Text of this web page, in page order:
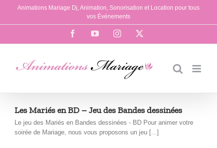
Passer
contenu
Animations Mariage Dj, Animation, Sonorisation et Location pour tous
vos Événements
FacebookYouTubeInstagram
Les Mariés en BD – Jeu des Bandes dessinées
Le jeu des Mariés en Bandes dessinées - BD Pour animer votre
soirée de Mariage, nous vous proposons un jeu [...]